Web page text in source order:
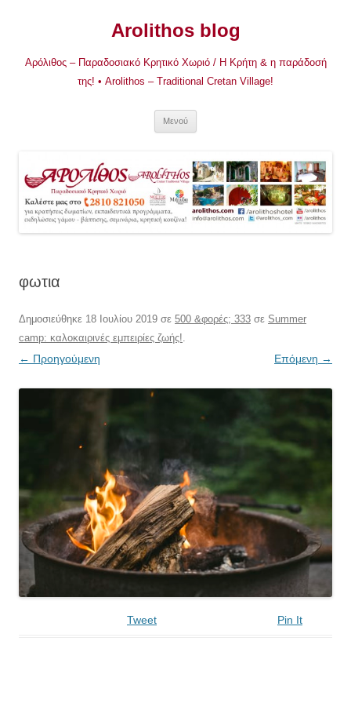
Arolithos blog
Αρόλιθος – Παραδοσιακό Κρητικό Χωριό / Η Κρήτη & η παράδοσή
της! • Arolithos – Traditional Cretan Village!
Μενού
φωτια
Δημοσιεύθηκε 18 Ιουλίου 2019 σε 500 &φορές; 333 σε Summer
camp: καλοκαιρινές εμπειρίες ζωής!
← Προηγούμενη Επόμενη →
Tweet Pin It